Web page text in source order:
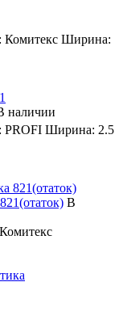
Комитекс Ширина:
наличии
PROFI Ширина: 2.5
В
Комитекс